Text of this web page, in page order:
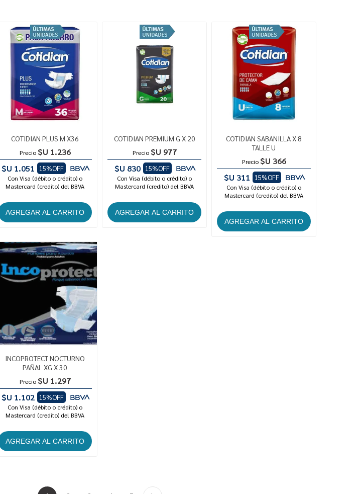
COTIDIAN PLUS M X36
Precio $U 1.236
$U 1.051
15%OFF
Con Visa (débito o crédito) o
Mastercard (credito) del BBVA
COTIDIAN PREMIUM G X 20
Precio $U 977
$U 830
15%OFF
Con Visa (débito o crédito) o
Mastercard (credito) del BBVA
COTIDIAN SABANILLA X 8
TALLE U
Precio $U 366
$U 311
15%OFF
Con Visa (débito o crédito) o
Mastercard (credito) del BBVA
INCOPROTECT NOCTURNO
PAÑAL XG X 30
Precio $U 1.297
$U 1.102
15%OFF
Con Visa (débito o crédito) o
Mastercard (credito) del BBVA